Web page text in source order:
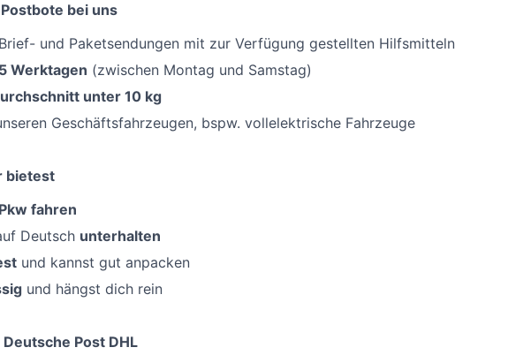
bei uns
und Paketsendungen mit zur Verfügung gestellten Hilfsmitteln
5 Werktagen (zwischen Montag und Samstag)
unter 10 kg
Geschäftsfahrzeugen, bspw. vollelektrische Fahrzeuge
bietest
Pkw fahren
Deutsch unterhalten
und kannst gut anpacken
und hängst dich rein
Post DHL